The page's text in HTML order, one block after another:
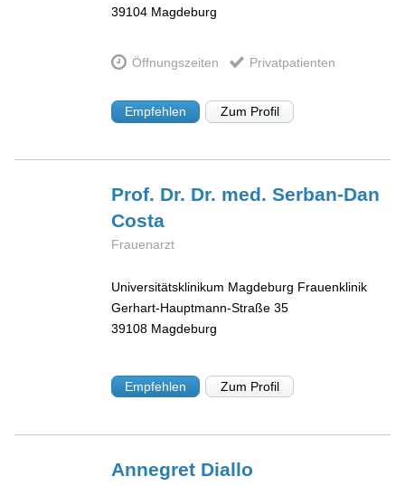
39104 Magdeburg
Öffnungszeiten Privatpatienten
Empfehlen Zum Profil
Prof. Dr. Dr. med. Serban-Dan
Costa
Frauenarzt
Universitätsklinikum Magdeburg Frauenklinik
Gerhart-Hauptmann-Straße 35
39108 Magdeburg
Empfehlen Zum Profil
Annegret Diallo